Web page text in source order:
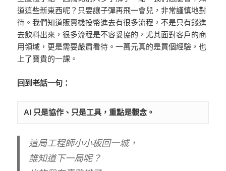
道這些新東西呢？只要讓子彈再飛一會兒，非常謹慎地對
待。我們知道販賣機投幣進去有很多流程，不是只有錢進
去飲料出來，很多流程是不容妥協的，尤其面對客戶的商
用領域，更是需要嚴肅看待。一萬元真的是買個經驗，也
上了寶貴的一課。
回到老話一句：
AI 只是協作、只是工具，重點是觀念。
這局工程師小小板回一城，
誰知道下一局呢？